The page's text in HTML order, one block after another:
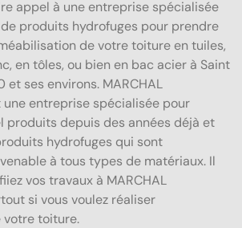
appel à une entreprise spécialisée
produits hydrofuges pour prendre
de votre toiture en tuiles,
en tôles, ou bien en bac acier à Saint
et ses environs. MARCHAL
une entreprise spécialisée pour
produits depuis des années déjà et
hydrofuges qui sont
à tous types de matériaux. Il
vos travaux à MARCHAL
si vous voulez réaliser
votre toiture.